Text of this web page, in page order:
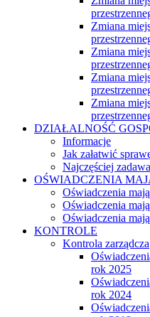
Zmiana
Zmiana
Zmiana
Zmiana
DZIAŁALNOŚĆ
Informacje
Jak załatwić
Najczęściej
OŚWIADCZENIA
Oświadczenia
Oświadczenia
Oświadczenia
KONTROLE
Kontrola zarządcza
rok 2025
rok 2024